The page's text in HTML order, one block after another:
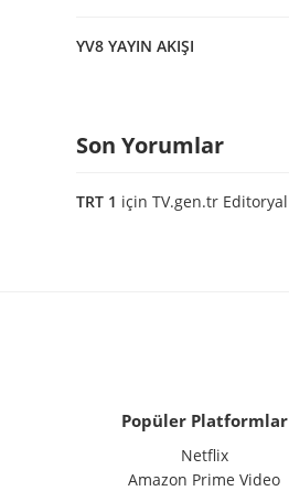
YV8 YAYIN AKIŞI
Son Yorumlar
TRT 1 için TV.gen.tr Editoryal
Popüler Platformlar
Netflix
Amazon Prime Video